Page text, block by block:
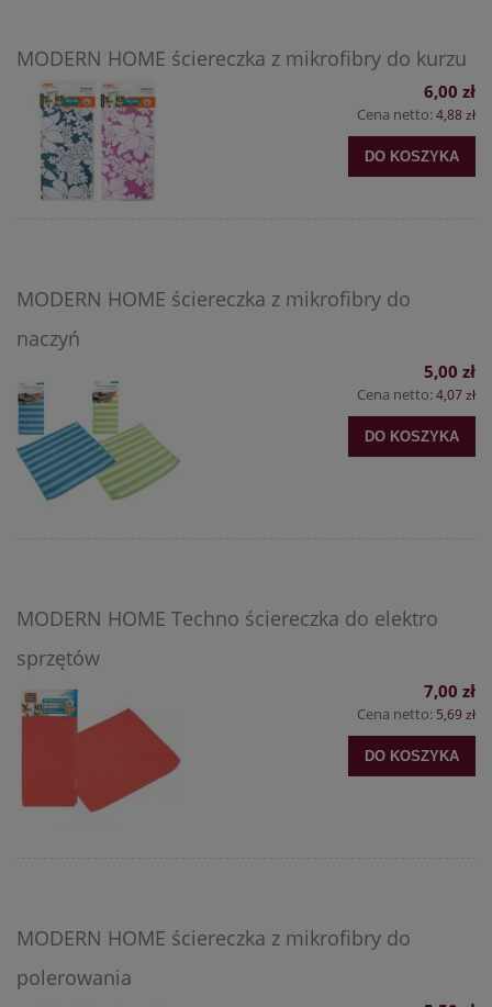
MODERN HOME ściereczka z mikrofibry do kurzu
6,00 zł
Cena netto:4,88 zł
DO KOSZYKA
MODERN HOME ściereczka z mikrofibry do
naczyń
5,00 zł
Cena netto:4,07 zł
DO KOSZYKA
MODERN HOME Techno ściereczka do elektro
sprzętów
7,00 zł
Cena netto: 5,69 zł
DO KOSZYKA
MODERN HOME ściereczka z mikrofibry do
polerowania